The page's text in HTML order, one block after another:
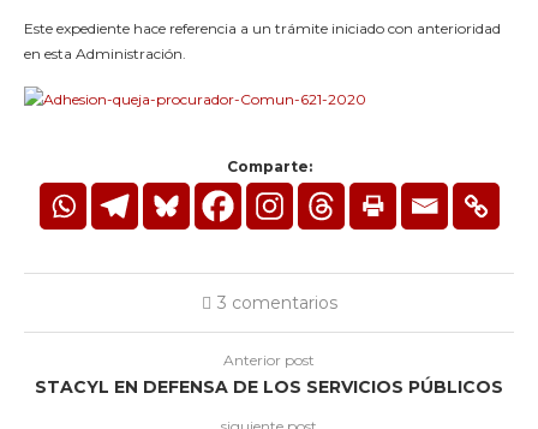
Este expediente hace referencia a un trámite iniciado con anterioridad
en esta Administración.
Comparte:
3 comentarios
Anterior post
STACYL EN DEFENSA DE LOS SERVICIOS PÚBLICOS